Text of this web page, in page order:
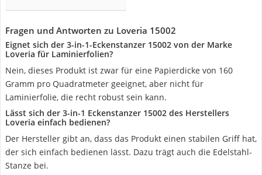
Fragen und Antworten zu Loveria 15002
Eignet sich der 3-in-1-Eckenstanzer 15002 von der Marke
Loveria für Laminierfolien?
Nein, dieses Produkt ist zwar für eine Papierdicke von 160
Gramm pro Quadratmeter geeignet, aber nicht für
Laminierfolie, die recht robust sein kann.
Lässt sich der 3-in-1 Eckenstanzer 15002 des Herstellers
Loveria einfach bedienen?
Der Hersteller gibt an, dass das Produkt einen stabilen Griff hat,
der sich einfach bedienen lässt. Dazu trägt auch die Edelstahl-
Stanze bei.